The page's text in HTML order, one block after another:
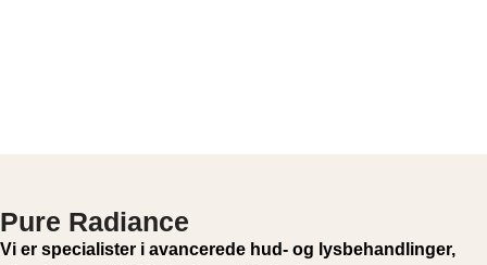
Pure Radiance
Vi er specialister i avancerede hud- og lysbehandlinger,